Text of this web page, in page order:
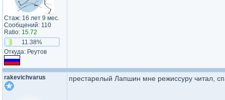
Стаж: 16 лет 9 мес.
Сообщений: 110
Ratio: 15.72
11.38%
Откуда: Реутов
rakevichvarus престарелый Лапшин мне режиссуру читал,